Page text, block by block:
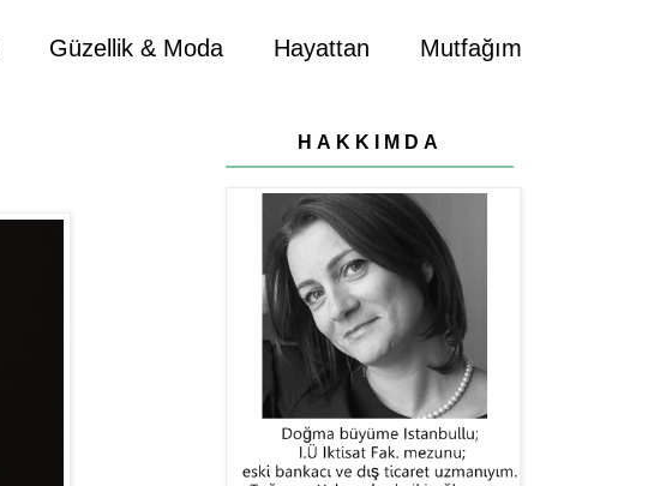
Güzellik & Moda Hayattan Mutfağım
HAKKIMDA